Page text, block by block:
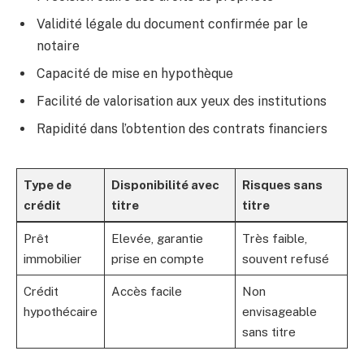
Validité légale du document confirmée par le
notaire
Capacité de mise en hypothèque
Facilité de valorisation aux yeux des institutions
Rapidité dans l’obtention des contrats financiers
Type de
crédit
Disponibilité avec
titre
Risques sans
titre
Prêt
immobilier
Elevée, garantie
prise en compte
Très faible,
souvent refusé
Crédit
hypothécaire
Accès facile
Non
envisageable
sans titre